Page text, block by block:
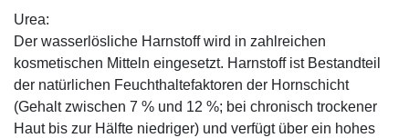
Urea:
Der wasserlösliche Harnstoff wird in zahlreichen
kosmetischen Mitteln eingesetzt. Harnstoff ist Bestandteil
der natürlichen Feuchthaltefaktoren der Hornschicht
(Gehalt zwischen 7 % und 12 %; bei chronisch trockener
Haut bis zur Hälfte niedriger) und verfügt über ein hohes